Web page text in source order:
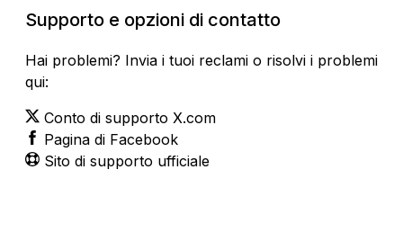
Supporto e opzioni di contatto
Hai problemi? Invia i tuoi reclami o risolvi i problemi
qui:
Conto di supporto X.com
Pagina di Facebook
Sito di supporto ufficiale